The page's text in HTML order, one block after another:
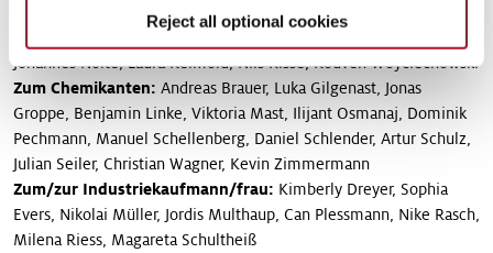
Reject all optional cookies
Zum Chemielaboranten:
Julia Albrecht, Mathias Bertram,
Frederik Bouazza, Ines Brauer, Christopher Kloss, Jannik Kunkel,
Johannes Nolte, Laura Reimold, Nils Risse, Rouven Woyciechowski
Zum Chemikanten: Andreas Brauer, Luka Gilgenast, Jonas
Groppe, Benjamin Linke, Viktoria Mast, Ilijant Osmanaj, Dominik
Pechmann, Manuel Schellenberg, Daniel Schlender, Artur Schulz,
Julian Seiler, Christian Wagner, Kevin Zimmermann
Zum/zur Industriekaufmann/frau: Kimberly Dreyer, Sophia
Evers, Nikolai Müller, Jordis Multhaup, Can Plessmann, Nike Rasch,
Milena Riess, Magareta Schultheiß